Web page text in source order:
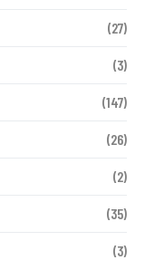
(27)
(3)
(147)
(26)
(2)
(35)
(3)